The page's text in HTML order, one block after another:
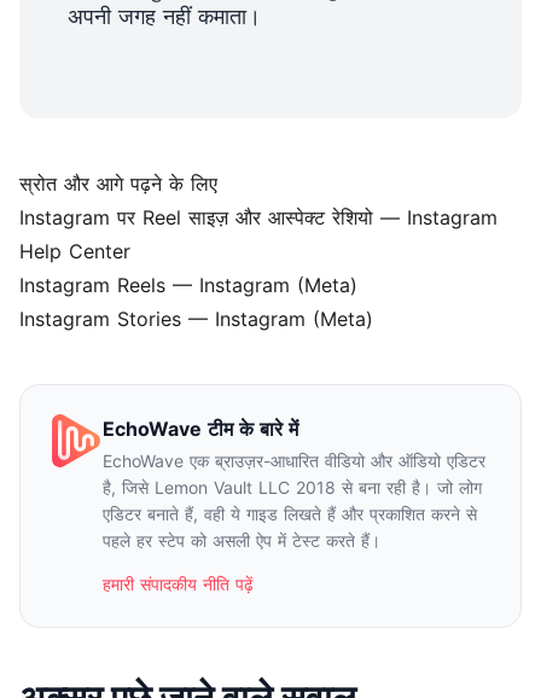
अपनी जगह नहीं कमाता।
स्रोत और आगे पढ़ने के लिए
Instagram पर Reel साइज़ और आस्पेक्ट रेशियो — Instagram
Help Center
Instagram Reels — Instagram (Meta)
Instagram Stories — Instagram (Meta)
EchoWave टीम के बारे में
EchoWave एक ब्राउज़र-आधारित वीडियो और ऑडियो एडिटर
है, जिसे Lemon Vault LLC 2018 से बना रही है। जो लोग
एडिटर बनाते हैं, वही ये गाइड लिखते हैं और प्रकाशित करने से
पहले हर स्टेप को असली ऐप में टेस्ट करते हैं।
हमारी संपादकीय नीति पढ़ें